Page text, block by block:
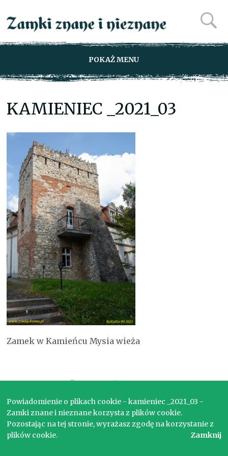
POKAŻ MENU
KAMIENIEC _2021_03
Zamek w Kamieńcu Mysia wieża
Copyright © 2017. Wszelkie prawa zastrzeżone.
Powiadomienie o plikach cookie - kamieniec _2021_03 -
Zamki znane i nieznane korzysta z plików cookie.
Pozostając na tej stronie, wyrażasz zgodę na korzystanie z
plików cookie.
Zamknij